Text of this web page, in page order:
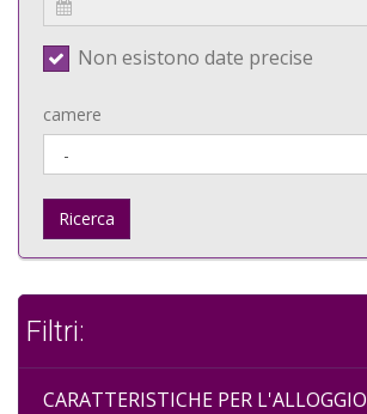
Non esistono date precise
camere
Ricerca
Filtri:
CARATTERISTICHE PER L'ALLOGGIO